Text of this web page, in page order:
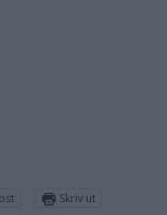
Skriv ut